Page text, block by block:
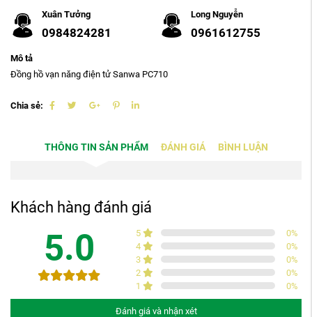
Xuân Tưởng
0984824281
Long Nguyễn
0961612755
Mô tả
Đồng hồ vạn năng điện tử Sanwa PC710
Chia sẻ:
THÔNG TIN SẢN PHẨM ĐÁNH GIÁ BÌNH LUẬN
Khách hàng đánh giá
5.0 5 0%
4
0%
3
0%
2
0%
1
0%
Đánh giá và nhận xét